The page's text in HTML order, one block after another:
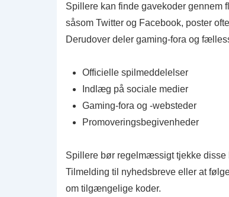
Spillere kan finde gavekoder gennem
såsom Twitter og Facebook, poster
Derudover deler gaming-fora og
Officielle spilmeddelelser
Indlæg på sociale medier
Gaming-fora og -websteder
Promoveringsbegivenheder
Spillere bør regelmæssigt tjekke disse
Tilmelding til nyhedsbreve eller at
om tilgængelige koder.